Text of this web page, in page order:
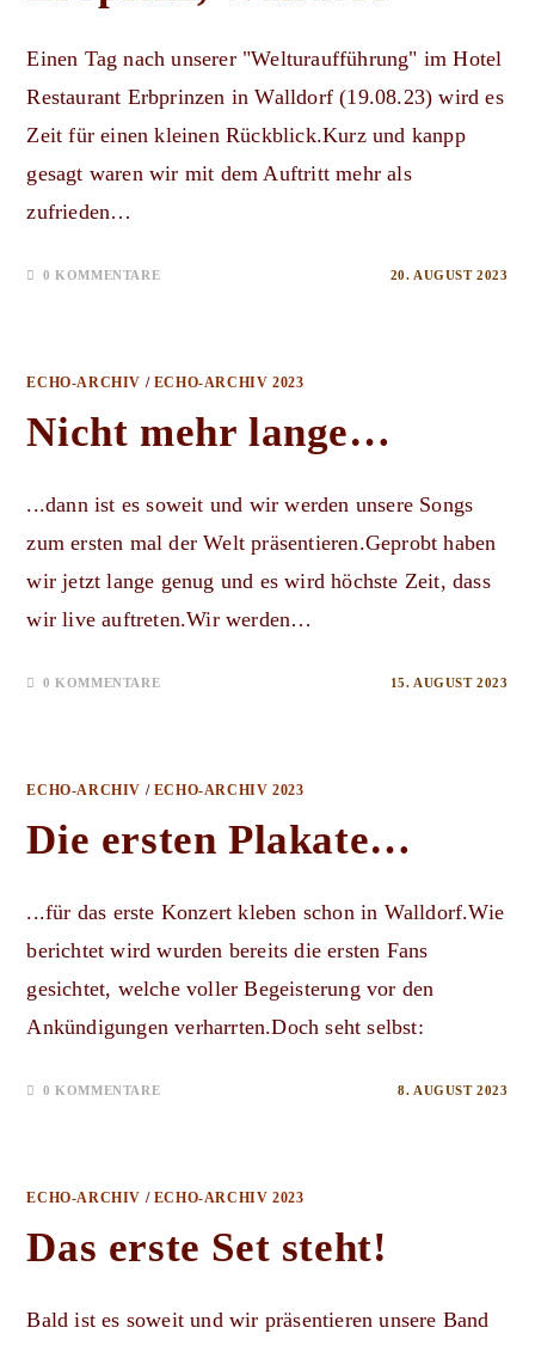
Einen Tag nach unserer "Welturaufführung" im Hotel
Restaurant Erbprinzen in Walldorf (19.08.23) wird es
Zeit für einen kleinen Rückblick.Kurz und kanpp
gesagt waren wir mit dem Auftritt mehr als
zufrieden…
0 KOMMENTARE 20. AUGUST 2023
ECHO-ARCHIV / ECHO-ARCHIV 2023
Nicht mehr lange…
...dann ist es soweit und wir werden unsere Songs
zum ersten mal der Welt präsentieren.Geprobt haben
wir jetzt lange genug und es wird höchste Zeit, dass
wir live auftreten.Wir werden…
0 KOMMENTARE 15. AUGUST 2023
ECHO-ARCHIV / ECHO-ARCHIV 2023
Die ersten Plakate…
...für das erste Konzert kleben schon in Walldorf.Wie
berichtet wird wurden bereits die ersten Fans
gesichtet, welche voller Begeisterung vor den
Ankündigungen verharrten.Doch seht selbst:
0 KOMMENTARE 8. AUGUST 2023
ECHO-ARCHIV / ECHO-ARCHIV 2023
Das erste Set steht!
Bald ist es soweit und wir präsentieren unsere Band